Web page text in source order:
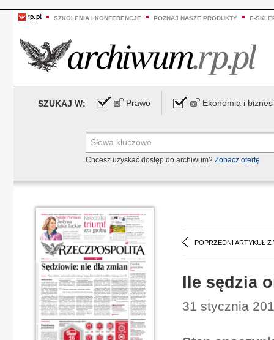
SZKOLENIA I KONFERENCJE POZNAJ NASZE PRODUKTY E-
SZUKAJ W: Prawo Ekonomia i biznes
Chcesz uzyskać dostęp do archiwum? Zobacz ofertę
POPRZEDNI ARTYKUŁ Z
Ile sędzia
31 stycznia